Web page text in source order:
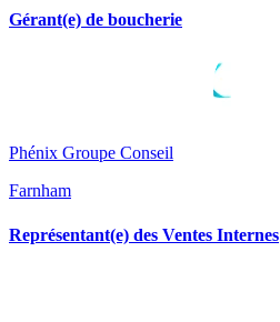
Gérant(e) de boucherie
Phénix Groupe Conseil
Farnham
Représentant(e) des Ventes Internes